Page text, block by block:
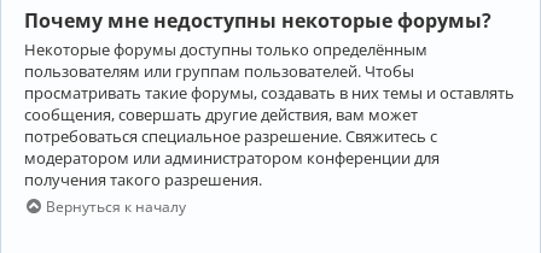
Почему мне недоступны некоторые форумы?
Некоторые форумы доступны только определённым
пользователям или группам пользователей. Чтобы
просматривать такие форумы, создавать в них темы и оставлять
сообщения, совершать другие действия, вам может
потребоваться специальное разрешение. Свяжитесь с
модератором или администратором конференции для
получения такого разрешения.
Вернуться к началу